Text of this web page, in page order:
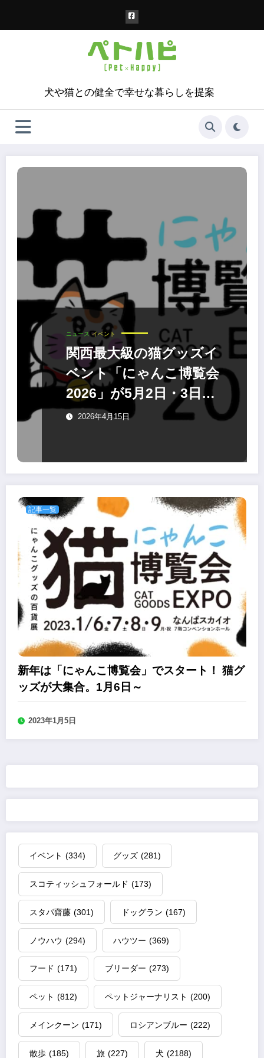
犬や猫との健全で幸せな暮らしを提案
ニュース イベント
関西最大級の猫グッズイ
ベント「にゃんこ博覧会
2026」が5月2日・3日に
グランフロント大阪で開
2026年4月15日
記事一覧
新年は「にゃんこ博覧会」でスタート！ 猫グ
ッズが大集合。1月6日～
2023年1月5日
イベント (334) グッズ (281)
スコティッシュフォールド (173)
スタパ齋藤 (301) ドッグラン (167)
ノウハウ (294) ハウツー (369)
フード (171) ブリーダー (273)
ペット (812) ペットジャーナリスト (200)
メインクーン (171) ロシアンブルー (222)
散歩 (185) 旅 (227) 犬 (2188)